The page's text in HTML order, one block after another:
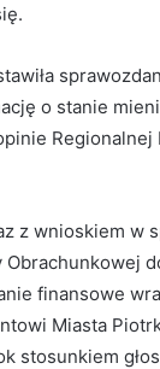
o stanie
Regionalnej
z wnioskiem w
finansowe
Miasta